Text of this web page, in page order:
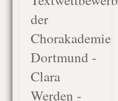
der
Chorakademie
Dortmund -
Clara
Werden -